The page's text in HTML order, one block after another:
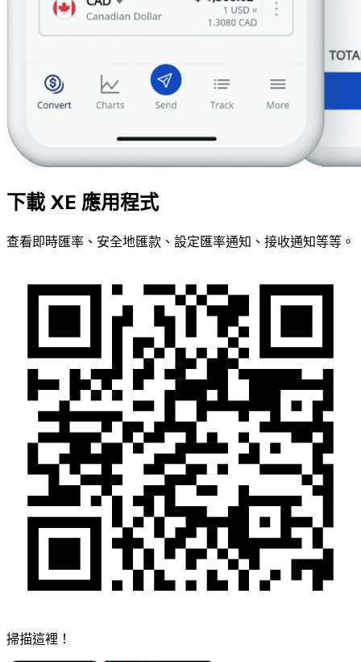
下載 XE 應用程式
查看即時匯率、安全地匯款、設定匯率通知、接收通知等等。
掃描這裡！